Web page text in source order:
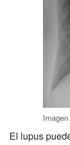
El lupus